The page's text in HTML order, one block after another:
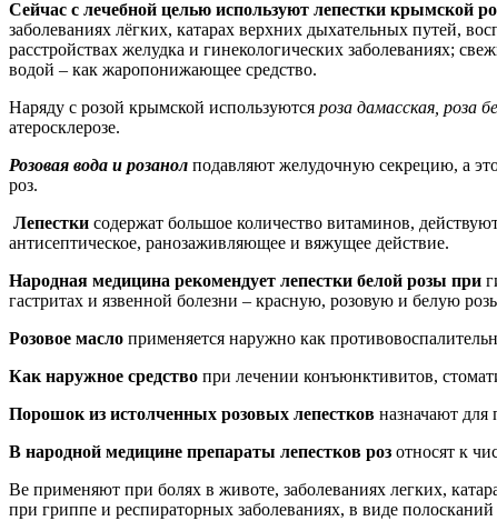
Сейчас с лечебной целью используют лепестки крымской
заболеваниях лёгких, катарах верхних дыхательных путей,
расстройствах желудка и гинекологических заболеваниях;
водой – как жаропонижающее средство.
Наряду с розой крымской используются роза дамасская, роза
атеросклерозе.
Розовая вода и розанол подавляют желудочную секрецию, а
роз.
Лепестки содержат большое количество витаминов,
антисептическое, ранозаживляющее и вяжущее действие.
Народная медицина рекомендует лепестки белой розы при
гастритах и язвенной болезни – красную, розовую и белую
Розовое масло применяется наружно как
Как наружное средство при лечении конъюнктивитов,
Порошок из истолченных розовых лепестков назначают для
В народной медицине препараты лепестков роз относят к
Be применяют при болях в животе, заболеваниях легких,
при гриппе и респираторных заболеваниях, в виде